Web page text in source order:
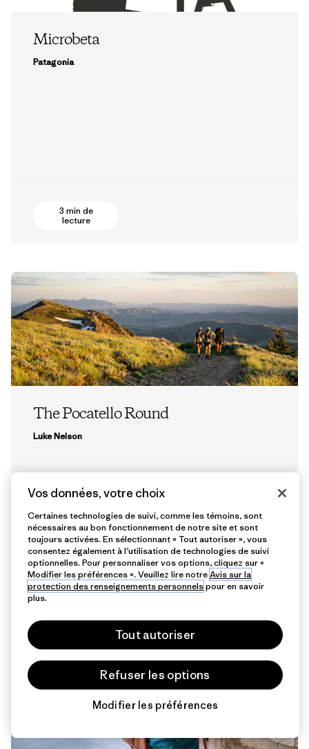
Microbeta
Patagonia
3 min de
lecture
The Pocatello Round
Luke Nelson
10 min de
lecture
Vos données, votre choix
Certaines technologies de suivi, comme les témoins, sont
nécessaires au bon fonctionnement de notre site et sont
toujours activées. En sélectionnant « Tout autoriser », vous
consentez également à l’utilisation de technologies de suivi
optionnelles. Pour personnaliser vos options, cliquez sur «
Modifier les préférences ». Veuillez lire notreAvis sur la
protection des renseignements personnelspour en savoir
plus.
Tout autoriser
Refuser les options
Modifier les préférences